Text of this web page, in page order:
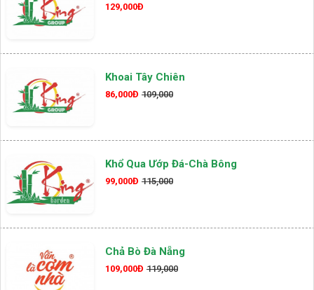
129,000Đ
Khoai Tây Chiên
86,000Đ 109,000
Khổ Qua Ướp Đá-Chà Bông
99,000Đ 115,000
Chả Bò Đà Nẵng
109,000Đ 119,000